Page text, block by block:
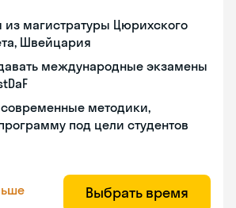
из магистратуры Цюрихского
Швейцария
международные экзамены
современные методики,
под цели студентов
Выбрать время